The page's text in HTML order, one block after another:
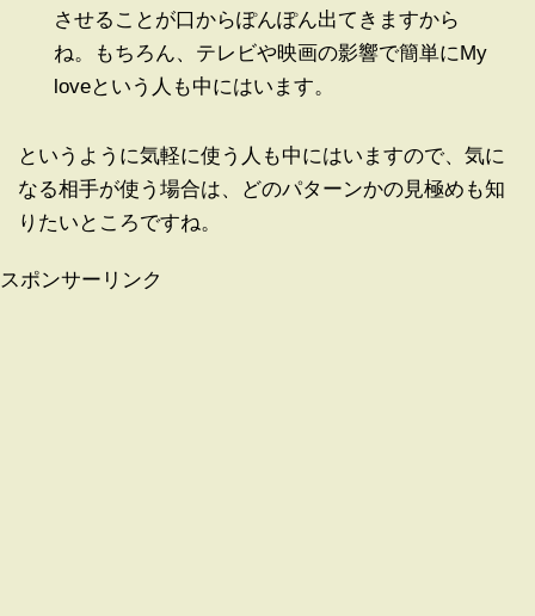
させることが口からぽんぽん出てきますから
ね。もちろん、テレビや映画の影響で簡単にMy
loveという人も中にはいます。
というように気軽に使う人も中にはいますので、気に
なる相手が使う場合は、どのパターンかの見極めも知
りたいところですね。
スポンサーリンク